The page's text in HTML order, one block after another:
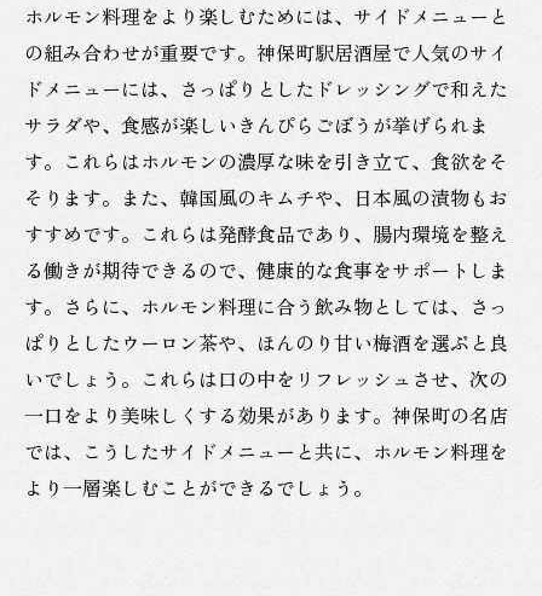
ホルモン料理をより楽しむためには、サイドメニューと
の組み合わせが重要です。神保町駅居酒屋で人気のサイ
ドメニューには、さっぱりとしたドレッシングで和えた
サラダや、食感が楽しいきんぴらごぼうが挙げられま
す。これらはホルモンの濃厚な味を引き立て、食欲をそ
そります。また、韓国風のキムチや、日本風の漬物もお
すすめです。これらは発酵食品であり、腸内環境を整え
る働きが期待できるので、健康的な食事をサポートしま
す。さらに、ホルモン料理に合う飲み物としては、さっ
ぱりとしたウーロン茶や、ほんのり甘い梅酒を選ぶと良
いでしょう。これらは口の中をリフレッシュさせ、次の
一口をより美味しくする効果があります。神保町の名店
では、こうしたサイドメニューと共に、ホルモン料理を
より一層楽しむことができるでしょう。